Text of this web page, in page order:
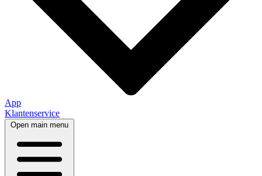
App
Klantenservice
Open main menu